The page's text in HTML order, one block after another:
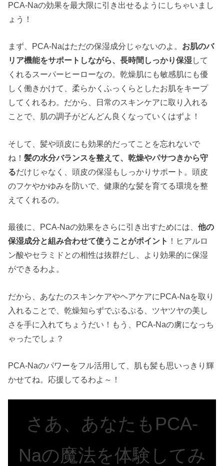
PCA-Naの効果を最大限に引き出せるようにしちゃいまし
ょう！
まず、PCA-Naはただの保湿成分じゃないのよ。 お肌のバ
リア機能をサポートしながら、長時間しっかり保湿して
くれるスーパーヒーローなの。乾燥肌にも敏感肌にも優
しく働きかけて、柔らかくふっくらとしたお肌をキープ
してくれるわ。だから、日常のスキンケアに取り入れる
ことで、肌の調子がどんどん良くなっていくはずよ！
そして、髪や頭皮にも効果的だってことを忘れないで
ね！髪の水分バランスを整えて、乾燥やパサつきから守
るだけじゃなく、頭皮の保湿もしっかりサポート。頭皮
のフケやかゆみを防いで、健康的な髪を育てる環境を整
えてくれるの。
最後に、PCA-Naの効果をさらに引き出すためには、他の
保湿成分と組み合わせて使うことがポイント ！ヒアルロ
ン酸やセラミドとの相性は抜群だし、より効果的に保湿
ができるわよ。
だから、あなたのスキンケアやヘアケアにPCA-Naを取り
入れることで、乾燥知らずでぷるぷる、ツヤツヤの美し
さを手に入れてちょうだい！もう、PCA-Naの虜になっち
ゃったでしょ？
PCA-Naのパワーをフル活用して、肌も髪も思いっきり輝
かせてね。応援してるわよ～！
さあ、あなたもPCA-
Naの魔法を体験してみ